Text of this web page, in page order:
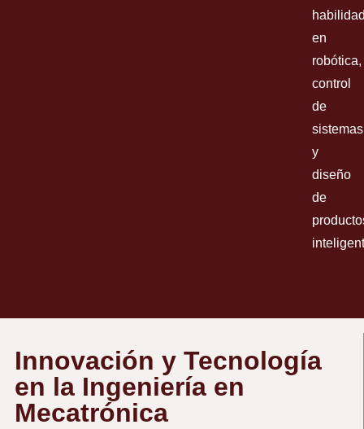
en
robótica,
control
de
sistemas
y
diseño
de
Innovación y Tecnología
en la Ingeniería en
Mecatrónica